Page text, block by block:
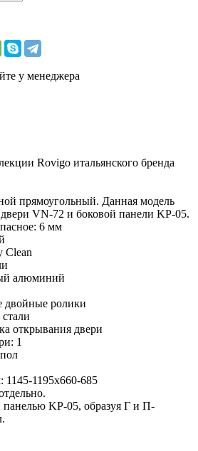
у менеджера
Rovigo итальянского бренда
прямоугольный. Данная модель
VN-72 и боковой панели KP-05.
6 мм
Clean
алюминий
двойные ролики
открывания двери
1
1195х660-685
панелью KP-05, образуя Г и П-